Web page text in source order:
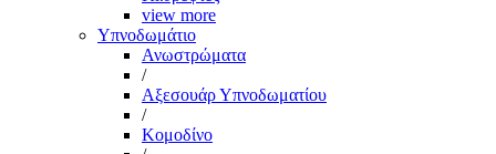
view more
Υπνοδωμάτιο
Ανωστρώματα
/
Αξεσουάρ Υπνοδωματίου
/
Κομοδίνο